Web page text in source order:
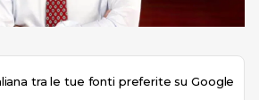
tra le tue fonti preferite su Google